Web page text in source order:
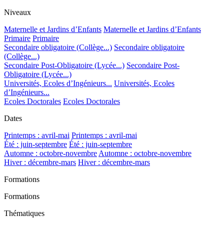
Niveaux
Maternelle et Jardins d’Enfants Maternelle et Jardins d’Enfants
Primaire Primaire
Secondaire obligatoire (Collège...) Secondaire obligatoire
(Collège...)
Secondaire Post-Obligatoire (Lycée...) Secondaire Post-
Obligatoire (Lycée...)
Universités, Ecoles d’Ingénieurs... Universités, Ecoles
d’Ingénieurs...
Ecoles Doctorales Ecoles Doctorales
Dates
Printemps : avril-mai Printemps : avril-mai
Été : juin-septembre Été : juin-septembre
Automne : octobre-novembre Automne : octobre-novembre
Hiver : décembre-mars Hiver : décembre-mars
Formations
Formations
Thématiques